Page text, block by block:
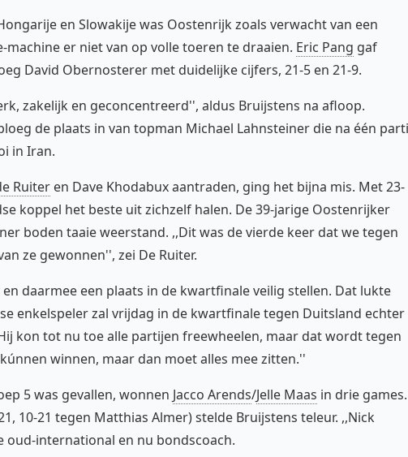
en Slowakije was Oostenrijk zoals verwacht van een
er niet van op volle toeren te draaien. Eric Pang gaf
David Obernosterer met duidelijke cijfers, 21-5 en 21-9.
zakelijk en geconcentreerd'', aldus Bruijstens na afloop.
de plaats in van topman Michael Lahnsteiner die na één
in Iran.
Ruiter en Dave Khodabux aantraden, ging het bijna mis. Met 23-
koppel het beste uit zichzelf halen. De 39-jarige Oostenrijker
boden taaie weerstand. ,,Dit was de vierde keer dat we tegen
ze gewonnen'', zei De Ruiter.
daarmee een plaats in de kwartfinale veilig stellen. Dat lukte
enkelspeler zal vrijdag in de kwartfinale tegen Duitsland echter
kon tot nu toe alle partijen freewheelen, maar dat wordt tegen
winnen, maar dan moet alles mee zitten.''
5 was gevallen, wonnen Jacco Arends/Jelle Maas in drie games.
10-21 tegen Matthias Almer) stelde Bruijstens teleur. ,,Nick
oud-international en nu bondscoach.